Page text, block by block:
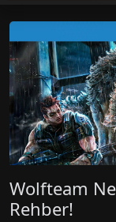
Wolfteam
Rehber!